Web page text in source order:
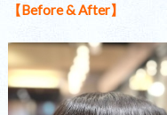
【Before & After】